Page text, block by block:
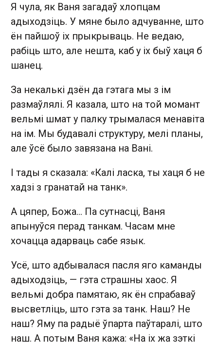
Я чула, як Ваня загадаў хлопцам
адыходзіць. У мяне было адчуванне, што
ён пайшоў іх прыкрываць. Не ведаю,
рабіць што, але нешта, каб у іх быў хаця б
шанец.
За некалькі дзён да гэтага мы з ім
размаўлялі. Я казала, што на той момант
вельмі шмат у палку трымалася менавіта
на ім. Мы будавалі структуру, мелі планы,
але ўсё было завязана на Вані.
І тады я сказала: «Калі ласка, ты хаця б не
хадзі з гранатай на танк».
А цяпер, Божа... Па сутнасці, Ваня
апынуўся перад танкам. Часам мне
хочацца адарваць сабе язык.
Усё, што адбывалася пасля яго каманды
адыходзіць, — гэта страшны хаос. Я
вельмі добра памятаю, як ён спрабаваў
высветліць, што гэта за танк. Наш? Не
наш? Яму па радыё ўпарта паўтаралі, што
наш. А потым Ваня кажа: «На іх жа зэткі